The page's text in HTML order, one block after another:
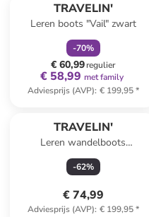
TRAVELIN'
Leren boots "Vail" zwart
-70%
€ 60,99regulier
€ 58,99 met family
Adviesprijs (AVP): € 199,95*
TRAVELIN'
Leren wandelboots
"Gudhjem" donkerblauw
-62%
€ 74,99
Adviesprijs (AVP): € 199,95*